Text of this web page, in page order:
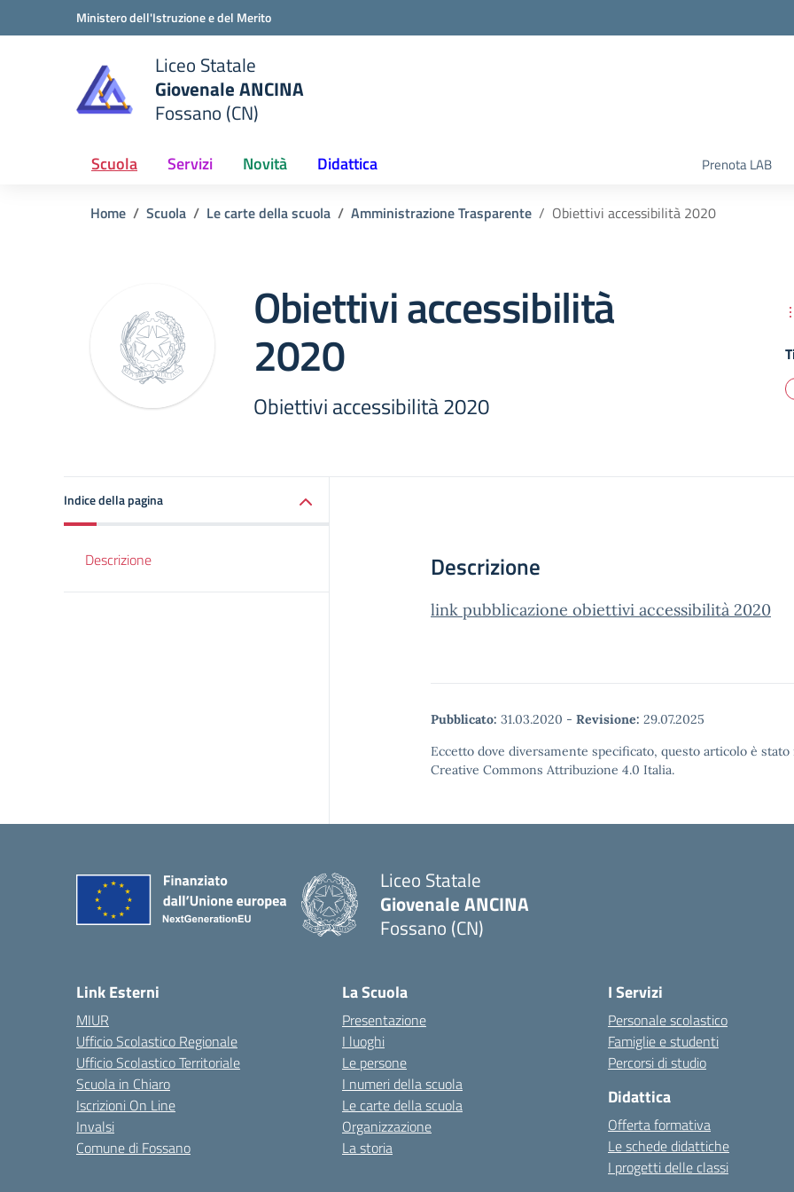
Vai ai contenuti
Vai al menu di navigazioneMinistero dell'Istruzione e del Merito
scuola
Liceo Statale
Giovenale ANCINA
Fossano (CN)
Scuola Servizi Novità Didattica Prenota LAB
Home Scuola Le carte della scuola Amministrazione Trasparente Obiettivi accessibilità 2020
Obiettivi accessibilità
2020
Obiettivi accessibilità 2020
Indice della pagina
Descrizione Descrizione
link pubblicazione obiettivi accessibilità 2020
Pubblicato: 31.03.2020 - Revisione: 29.07.2025
Eccetto dove diversamente specificato, questo articolo è
Creative Commons Attribuzione 4.0 Italia.
Liceo Statale
Giovenale ANCINA
Fossano (CN)
Link Esterni
MIUR
Ufficio Scolastico Regionale
Ufficio Scolastico Territoriale
Scuola in Chiaro
Iscrizioni On Line
Invalsi
Comune di Fossano
La Scuola
Presentazione
I luoghi
Le persone
I numeri della scuola
Le carte della scuola
Organizzazione
La storia
I Servizi
Personale scolastico
Famiglie e studenti
Percorsi di studio
Didattica
Offerta formativa
Le schede didattiche
I progetti delle classi